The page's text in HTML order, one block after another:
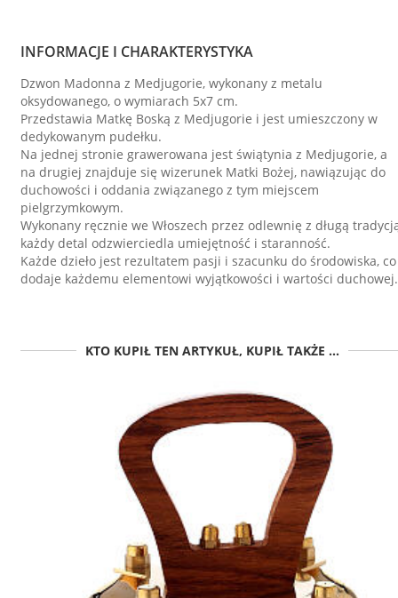
INFORMACJE I CHARAKTERYSTYKA
Dzwon Madonna z Medjugorie, wykonany z metalu
oksydowanego, o wymiarach 5x7 cm.
Przedstawia Matkę Boską z Medjugorie i jest umieszczony w
dedykowanym pudełku.
Na jednej stronie grawerowana jest świątynia z Medjugorie, a
na drugiej znajduje się wizerunek Matki Bożej, nawiązując do
duchowości i oddania związanego z tym miejscem
pielgrzymkowym.
Wykonany ręcznie we Włoszech przez odlewnię z długą
każdy detal odzwierciedla umiejętność i staranność.
Każde dzieło jest rezultatem pasji i szacunku do środowiska, co
dodaje każdemu elementowi wyjątkowości i wartości duchowej.
KTO KUPIŁ TEN ARTYKUŁ, KUPIŁ TAKŻE ...